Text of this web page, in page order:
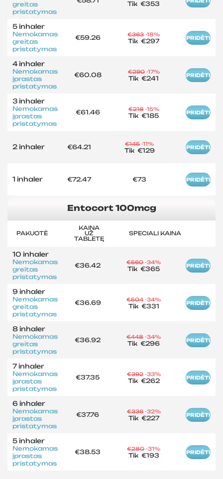
greitas
pristatymas
Tik€353
5 inhaler
Nemokamas
greitas
pristatymas
€59.26 €363 -18%
Tik€297 PRIDĖTI
4 inhaler
Nemokamas
įprastas
pristatymas
€60.08 €290 -17%
Tik€241 PRIDĖTI
3 inhaler
Nemokamas
įprastas
pristatymas
€61.46 €218 -15%
Tik€185 PRIDĖTI
2 inhaler €64.21 €145 -11%
Tik €129 PRIDĖTI
1 inhaler €72.47 €73 PRIDĖTI
Entocort 100mcg
PAKUOTĖ
KAINA
UŽ
TABLETĘ
SPECIALI KAINA
10 inhaler
Nemokamas
greitas
pristatymas
€36.42 €560 -34%
Tik€365 PRIDĖTI
9 inhaler
Nemokamas
greitas
pristatymas
€36.69 €504 -34%
Tik €331 PRIDĖTI
8 inhaler
Nemokamas
greitas
pristatymas
€36.92 €448 -34%
Tik€296 PRIDĖTI
7 inhaler
Nemokamas
įprastas
pristatymas
€37.35 €392 -33%
Tik €262 PRIDĖTI
6 inhaler
Nemokamas
įprastas
pristatymas
€37.76 €336 -32%
Tik €227 PRIDĖTI
5 inhaler
Nemokamas
įprastas
pristatymas
€38.53 €280 -31%
Tik €193 PRIDĖTI